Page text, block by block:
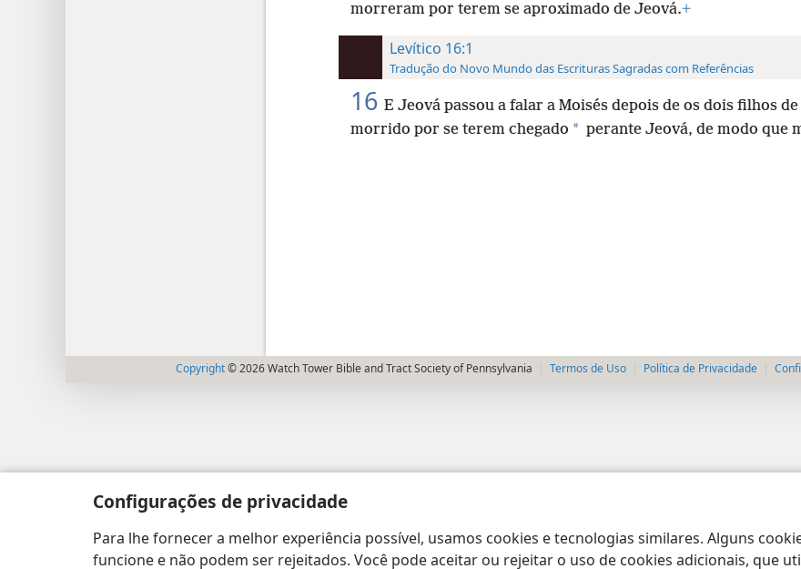
Configurações de privacidade
Para lhe fornecer a melhor experiência possível, usamos cookies e tecnologias similares. Alguns
funcione e não podem ser rejeitados. Você pode aceitar ou rejeitar o uso de cookies adicionais, que
morreram por terem se aproximado de Jeová.+
Levítico 16:1
Tradução do Novo Mundo das Escrituras Sagradas com Referências
16 E Jeová passou a falar a Moisés depois de os dois filhos
morrido por se terem chegado * perante Jeová, de modo que
Copyright© 2026 Watch Tower Bible and Tract Society of Pennsylvania Termos de Uso Política de Privacidade